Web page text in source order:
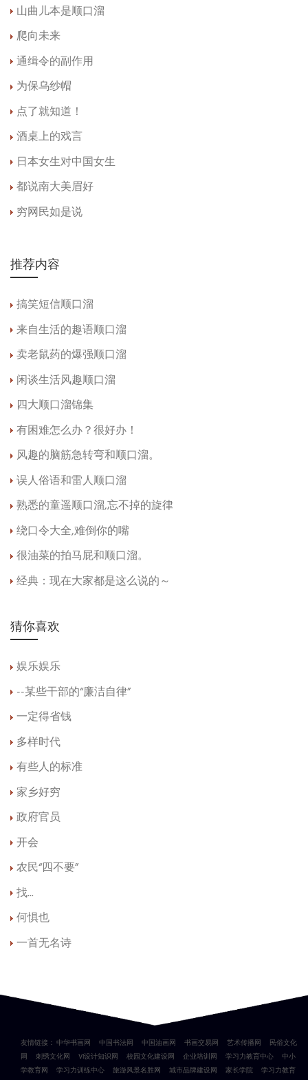
山曲儿本是顺口溜
爬向未来
通缉令的副作用
为保乌纱帽
点了就知道！
酒桌上的戏言
日本女生对中国女生
都说南大美眉好
穷网民如是说
推荐内容
搞笑短信顺口溜
来自生活的趣语顺口溜
卖老鼠药的爆强顺口溜
闲谈生活风趣顺口溜
四大顺口溜锦集
有困难怎么办？很好办！
风趣的脑筋急转弯和顺口溜。
误人俗语和雷人顺口溜
熟悉的童遥顺口溜,忘不掉的旋律
绕口令大全,难倒你的嘴
很油菜的拍马屁和顺口溜。
经典：现在大家都是这么说的～
猜你喜欢
娱乐娱乐
--某些干部的“廉洁自律”
一定得省钱
多样时代
有些人的标准
家乡好穷
政府官员
开会
农民“四不要”
找...
何惧也
一首无名诗
友情链接： 中华书画网 中国书法网 中国油画网 书画交易网 艺术传播网
民俗文化
网
刺绣文化网 VI设计知识网 校园文化建设网 企业培训网 学习力教育中心
中小
学教育网
学习力训练中心 旅游风景名胜网 城市品牌建设网 家长学院
学习力教育